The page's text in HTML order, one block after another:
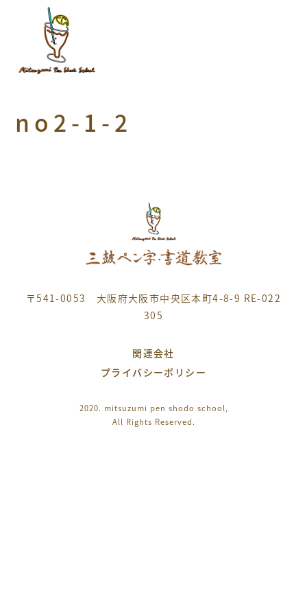
no2-1-2
〒541-0053 大阪府大阪市中央区本町4-8-9 RE-022
305
関連会社
プライバシーポリシー
2020. mitsuzumi pen shodo school,
All Rights Reserved.